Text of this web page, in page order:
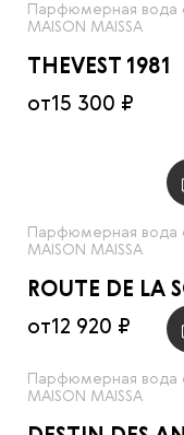
Парфюмерная вода
MAISON MAISSA
THEVEST 1981
от15 300 ₽
Парфюмерная вода
MAISON MAISSA
ROUTE DE LA
от12 920 ₽
Парфюмерная вода
MAISON MAISSA